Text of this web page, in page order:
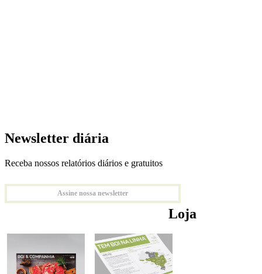
Newsletter diária
Receba nossos relatórios diários e gratuitos
Assine nossa newsletter
Loja